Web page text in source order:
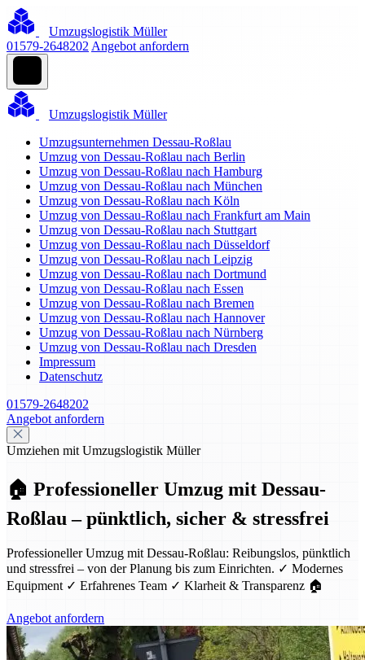
Umzugslogistik Müller
01579-2648202 Angebot anfordern
Umzugslogistik Müller
Umzugsunternehmen Dessau-Roßlau
Umzug von Dessau-Roßlau nach Berlin
Umzug von Dessau-Roßlau nach Hamburg
Umzug von Dessau-Roßlau nach München
Umzug von Dessau-Roßlau nach Köln
Umzug von Dessau-Roßlau nach Frankfurt am Main
Umzug von Dessau-Roßlau nach Stuttgart
Umzug von Dessau-Roßlau nach Düsseldorf
Umzug von Dessau-Roßlau nach Leipzig
Umzug von Dessau-Roßlau nach Dortmund
Umzug von Dessau-Roßlau nach Essen
Umzug von Dessau-Roßlau nach Bremen
Umzug von Dessau-Roßlau nach Hannover
Umzug von Dessau-Roßlau nach Nürnberg
Umzug von Dessau-Roßlau nach Dresden
Impressum
Datenschutz
01579-2648202
Angebot anfordern
Umziehen mit Umzugslogistik Müller
🏠 Professioneller Umzug mit Dessau-
Roßlau – pünktlich, sicher & stressfrei
Professioneller Umzug mit Dessau-Roßlau: Reibungslos, pünktlich
und stressfrei – von der Planung bis zum Einrichten. ✓ Modernes
Equipment ✓ Erfahrenes Team ✓ Klarheit & Transparenz 🏠
Angebot anfordern